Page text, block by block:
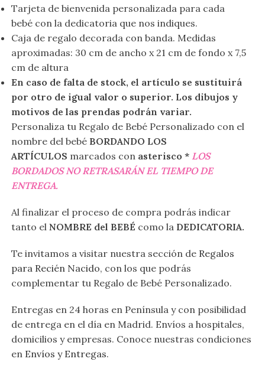
Tarjeta de bienvenida personalizada para cada
bebé con la dedicatoria que nos indiques.
Caja de regalo decorada con banda. Medidas
aproximadas: 30 cm de ancho x 21 cm de fondo x 7,5
cm de altura
En caso de falta de stock, el artículo se sustituirá
por otro de igual valor o superior. Los dibujos y
motivos de las prendas podrán variar.
Personaliza tu Regalo de Bebé Personalizado con el
nombre del bebé BORDANDO LOS
ARTÍCULOS marcados con asterisco * LOS
BORDADOS NO RETRASARÁN EL TIEMPO DE
ENTREGA.
Al finalizar el proceso de compra podrás indicar
tanto el NOMBRE del BEBÉ como la DEDICATORIA.
Te invitamos a visitar nuestra sección de Regalos
para Recién Nacido, con los que podrás
complementar tu Regalo de Bebé Personalizado.
Entregas en 24 horas en Península y con posibilidad
de entrega en el día en Madrid. Envíos a hospitales,
domicilios y empresas. Conoce nuestras condiciones
en Envíos y Entregas.